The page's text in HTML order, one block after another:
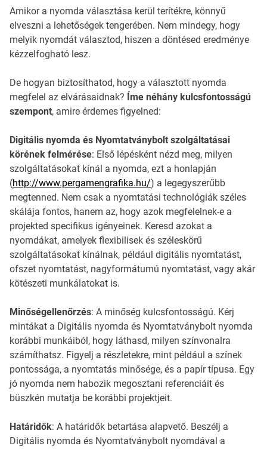
Amikor a nyomda választása kerül terítékre, könnyű
elveszni a lehetőségek tengerében. Nem mindegy, hogy
melyik nyomdát választod, hiszen a döntésed eredménye
kézzelfogható lesz.
De hogyan biztosíthatod, hogy a választott nyomda
megfelel az elvárásaidnak? Íme néhány kulcsfontosságú
szempont, amire érdemes figyelned:
Digitális nyomda és Nyomtatványbolt szolgáltatásai
körének felmérése: Első lépésként nézd meg, milyen
szolgáltatásokat kínál a nyomda, ezt a honlapján
(http://www.pergamengrafika.hu/) a legegyszerűbb
megtenned. Nem csak a nyomtatási technológiák széles
skálája fontos, hanem az, hogy azok megfelelnek-e a
projekted specifikus igényeinek. Keresd azokat a
nyomdákat, amelyek flexibilisek és széleskörű
szolgáltatásokat kínálnak, például digitális nyomtatást,
ofszet nyomtatást, nagyformátumú nyomtatást, vagy akár
kötészeti munkálatokat is.
Minőségellenőrzés: A minőség kulcsfontosságú. Kérj
mintákat a Digitális nyomda és Nyomtatványbolt nyomda
korábbi munkáiból, hogy láthasd, milyen színvonalra
számíthatsz. Figyelj a részletekre, mint például a színek
pontossága, a nyomtatás minősége, és a papír típusa. Egy
jó nyomda nem habozik megosztani referenciáit és
büszkén mutatja be korábbi projektjeit.
Határidők: A határidők betartása alapvető. Beszélj a
Digitális nyomda és Nyomtatványbolt nyomdával a